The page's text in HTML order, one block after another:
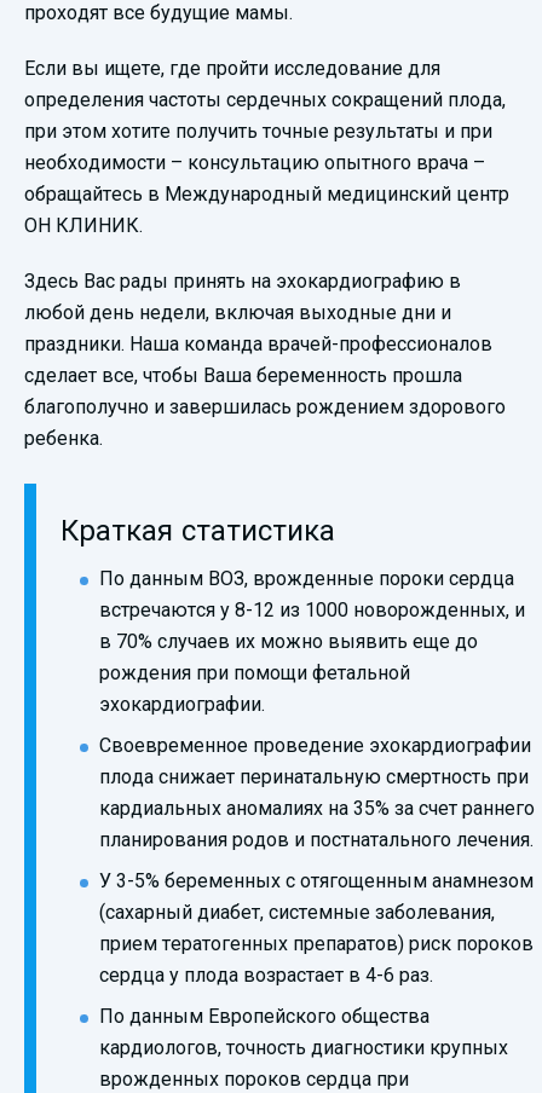
проходят все будущие мамы.
Если вы ищете, где пройти исследование для
определения частоты сердечных сокращений плода,
при этом хотите получить точные результаты и при
необходимости – консультацию опытного врача –
обращайтесь в Международный медицинский центр
ОН КЛИНИК.
Здесь Вас рады принять на эхокардиографию в
любой день недели, включая выходные дни и
праздники. Наша команда врачей-профессионалов
сделает все, чтобы Ваша беременность прошла
благополучно и завершилась рождением здорового
ребенка.
Краткая статистика
По данным ВОЗ, врожденные пороки сердца
встречаются у 8-12 из 1000 новорожденных, и
в 70% случаев их можно выявить еще до
рождения при помощи фетальной
эхокардиографии.
Своевременное проведение эхокардиографии
плода снижает перинатальную смертность при
кардиальных аномалиях на 35% за счет раннего
планирования родов и постнатального лечения.
У 3-5% беременных с отягощенным анамнезом
(сахарный диабет, системные заболевания,
прием тератогенных препаратов) риск пороков
сердца у плода возрастает в 4-6 раз.
По данным Европейского общества
кардиологов, точность диагностики крупных
врожденных пороков сердца при